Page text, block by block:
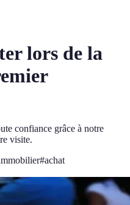
lors de la
confiance grâce à notre
visite.
#achat